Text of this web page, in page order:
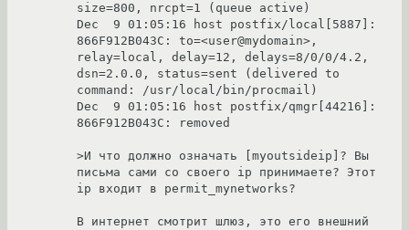
size=800, nrcpt=1 (queue active)
Dec  9 01:05:16 host postfix/local[5887]:
866F912B043C: to=<user@mydomain>,
relay=local, delay=12, delays=8/0/0/4.2,
dsn=2.0.0, status=sent (delivered to
command: /usr/local/bin/procmail)
Dec  9 01:05:16 host postfix/qmgr[44216]:
866F912B043C: removed
>И что должно означать [myoutsideip]? Вы
письма сами со своего ip принимаете? Этот
ip входит в permit_mynetworks?
В интернет смотрит шлюз, это его внешний